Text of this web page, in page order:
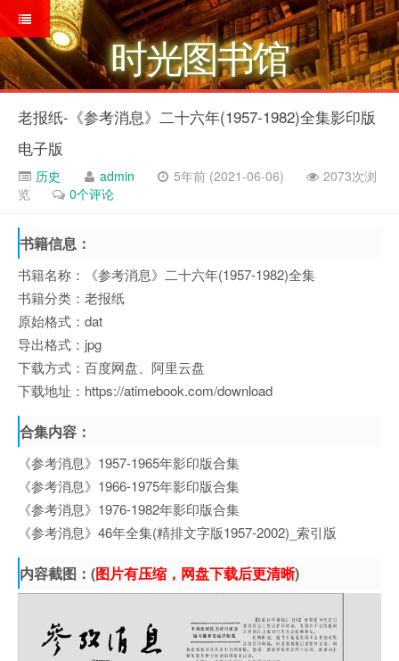
时光图书馆
老报纸-《参考消息》二十六年(1957-1982)全集影印版
电子版
历史 admin 5年前 (2021-06-06)
2073次浏
览
0个评论
书籍信息：
书籍名称：《参考消息》二十六年(1957-1982)全集
书籍分类：老报纸
原始格式：dat
导出格式：jpg
下载方式：百度网盘、阿里云盘
下载地址：https://atimebook.com/download
合集内容：
《参考消息》1957-1965年影印版合集
《参考消息》1966-1975年影印版合集
《参考消息》1976-1982年影印版合集
《参考消息》46年全集(精排文字版1957-2002)_索引版
内容截图：(图片有压缩，网盘下载后更清晰)